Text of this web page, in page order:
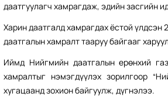
даатгуулагч хамрагдаж, эдийн засгийн
Харин даатгалд хамрагдах ёстой
даатгалын хамралт тааруу байгааг
Иймд Нийгмийн даатгалын ерөнхий
хамралтыг нэмэгдүүлэх зорилгоор
хугацаанд зохион байгуулж, дүгнэлээ.